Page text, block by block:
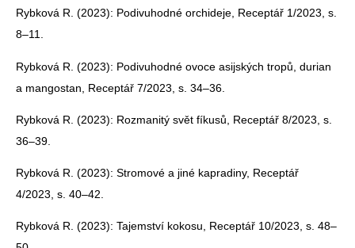
Rybková R. (2023): Podivuhodné orchideje, Receptář 1/2023, s.
8–11.
Rybková R. (2023): Podivuhodné ovoce asijských tropů, durian
a mangostan, Receptář 7/2023, s. 34–36.
Rybková R. (2023): Rozmanitý svět fíkusů, Receptář 8/2023, s.
36–39.
Rybková R. (2023): Stromové a jiné kapradiny, Receptář
4/2023, s. 40–42.
Rybková R. (2023): Tajemství kokosu, Receptář 10/2023, s. 48–